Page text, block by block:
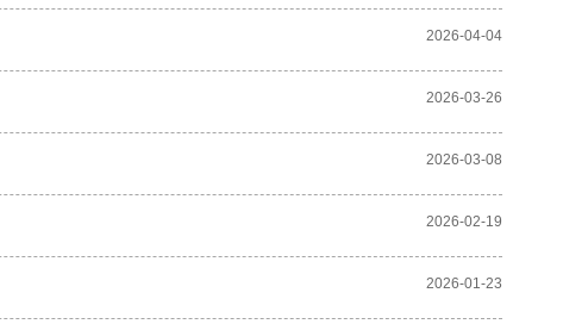
2026-04-04
2026-03-26
2026-03-08
2026-02-19
2026-01-23